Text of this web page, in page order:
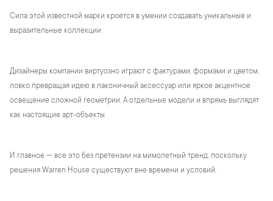
Сила этой известной марки кроется в умении создавать уникальные и
выразительные коллекции.
Дизайнеры компании виртуозно играют с фактурами, формами и цветом,
ловко превращая идею в лаконичный аксессуар или яркое акцентное
освещение сложной геометрии. А отдельные модели и впрямь выглядят
как настоящие арт-объекты.
И главное — все это без претензии на мимолетный тренд, поскольку
решения Warren House существуют вне времени и условий.